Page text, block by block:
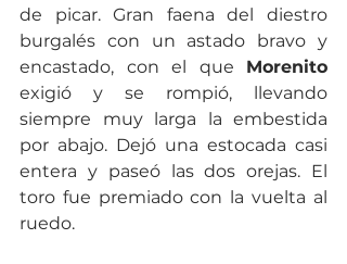
de picar. Gran faena del diestro
burgalés con un astado bravo y
encastado, con el que Morenito
exigió y se rompió, llevando
siempre muy larga la embestida
por abajo. Dejó una estocada casi
entera y paseó las dos orejas. El
toro fue premiado con la vuelta al
ruedo.